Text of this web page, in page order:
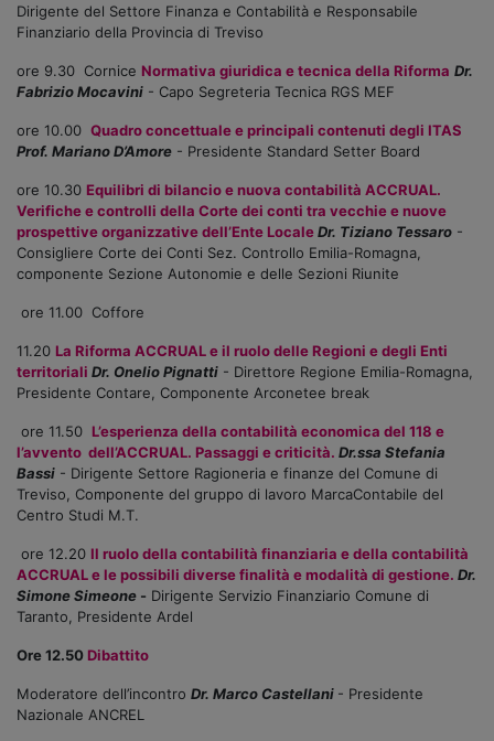
Dirigente del Settore Finanza e Contabilità e Responsabile
Finanziario della Provincia di Treviso
ore 9.30 Cornice Normativa giuridica e tecnica della Riforma Dr.
Fabrizio Mocavini - Capo Segreteria Tecnica RGS MEF
ore 10.00 Quadro concettuale e principali contenuti degli ITAS
Prof. Mariano D’Amore - Presidente Standard Setter Board
ore 10.30 Equilibri di bilancio e nuova contabilità ACCRUAL.
Verifiche e controlli della Corte dei conti tra vecchie e nuove
prospettive organizzative dell’Ente LocaleDr. Tiziano Tessaro -
Consigliere Corte dei Conti Sez. Controllo Emilia-Romagna,
componente Sezione Autonomie e delle Sezioni Riunite
ore 11.00 Coffore
11.20 La Riforma ACCRUAL e il ruolo delle Regioni e degli Enti
territoriali Dr. Onelio Pignatti - Direttore Regione Emilia-Romagna,
Presidente Contare, Componente Arconetee break
ore 11.50 L’esperienza della contabilità economica del 118 e
l’avvento dell’ACCRUAL. Passaggi e criticità. Dr.ssa Stefania
Bassi - Dirigente Settore Ragioneria e finanze del Comune di
Treviso, Componente del gruppo di lavoro MarcaContabile del
Centro Studi M.T.
ore 12.20 Il ruolo della contabilità finanziaria e della contabilità
ACCRUAL e le possibili diverse finalità e modalità di gestione. Dr.
Simone Simeone - Dirigente Servizio Finanziario Comune di
Taranto, Presidente Ardel
Ore 12.50 Dibattito
Moderatore dell’incontro Dr. Marco Castellani - Presidente
Nazionale ANCREL